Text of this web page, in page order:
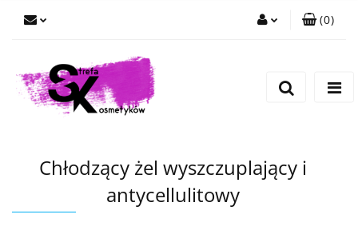
(0)
Chłodzący żel wyszczuplający i
antycellulitowy